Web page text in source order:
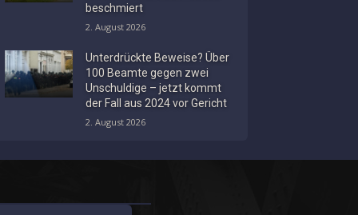
beschmiert
2. August 2026
Unterdrückte Beweise? Über
100 Beamte gegen zwei
Unschuldige – jetzt kommt
der Fall aus 2024 vor Gericht
2. August 2026